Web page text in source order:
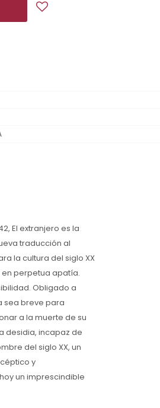
El extranjero es la
traducción al
la cultura del siglo XX
en perpetua apatía.
Obligado a
sea breve para
a la muerte de su
desidia, incapaz de
del siglo XX, un
y
un imprescindible